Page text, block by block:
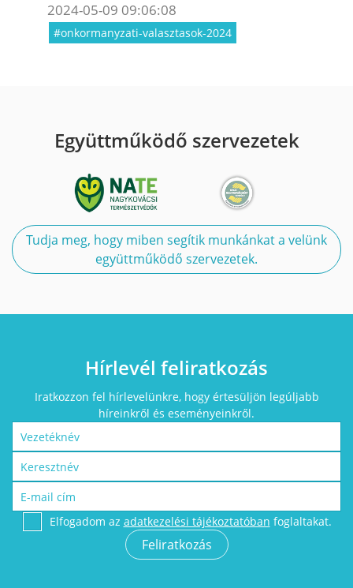
#onkormanyzati-valasztasok-2024
2024-05-09 09:06:08
Együttműködő szervezetek
Tudja meg, hogy miben segítik munkánkat a velünk
együttműködő szervezetek.
Hírlevél feliratkozás
Iratkozzon fel hírlevelünkre, hogy értesüljön legúljabb
híreinkről és eseményeinkről.
Elfogadom az adatkezelési tájékoztatóban foglaltakat.